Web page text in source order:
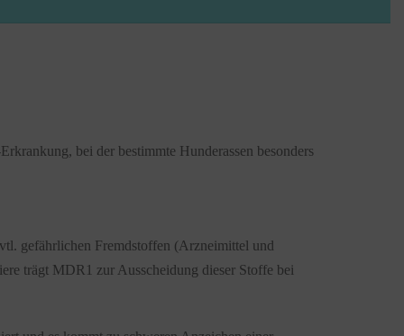
bei der bestimmte Hunderassen besonders
gefährlichen Fremdstoffen (Arzneimittel und
trägt MDR1 zur Ausscheidung dieser Stoffe bei